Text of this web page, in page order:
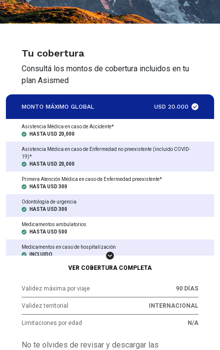
Tu cobertura
Consultá los montos de cobertura incluidos en tu
plan Asismed
MONTO MÁXIMO GLOBAL USD 20.000
Asistencia Médica en caso de Accidente*
HASTA USD 20,000
Asistencia Médica en caso de Enfermedad no preexistente (incluido COVID-
19)*
HASTA USD 20,000
Primera Atención Médica en caso de Enfermedad preexistente*
HASTA USD 300
Odontología de urgencia
HASTA USD 300
Medicamentos ambulatorios
HASTA USD 500
Medicamentos en caso de hospitalización
INCLUIDO
Práctica de deportes*
Estado de embarazo*
Prótesis y ortesis
HASTA USD 600
INCLUIDO
VER COBERTURA COMPLETA
Validez máxima por viaje 90 DÍAS
Validez territorial INTERNACIONAL
Limitaciones por edad N/A
No te olvides de revisar y descargar las